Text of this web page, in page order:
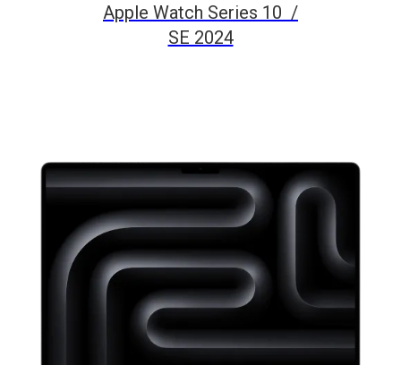
Apple Watch Series 10 /
SE 2024